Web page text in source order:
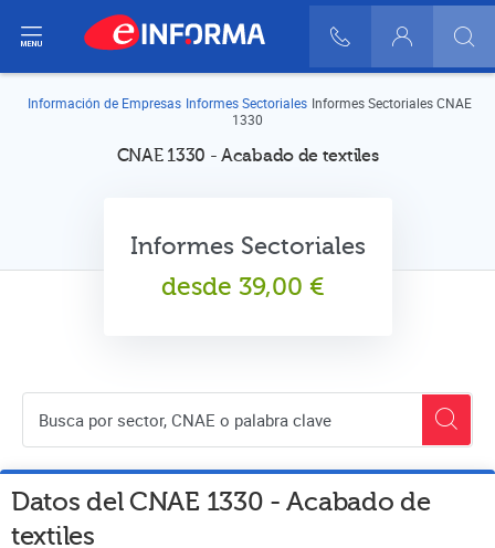
900 10 30 20
Login
Información de Empresas Informes Sectoriales Informes Sectoriales CNAE
1330
CNAE 1330 - Acabado de textiles
Informes Sectoriales
desde 39,00 €
Datos del CNAE 1330 -Acabado de
textiles